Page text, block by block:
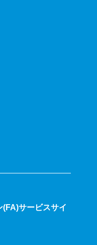
サービスサイ